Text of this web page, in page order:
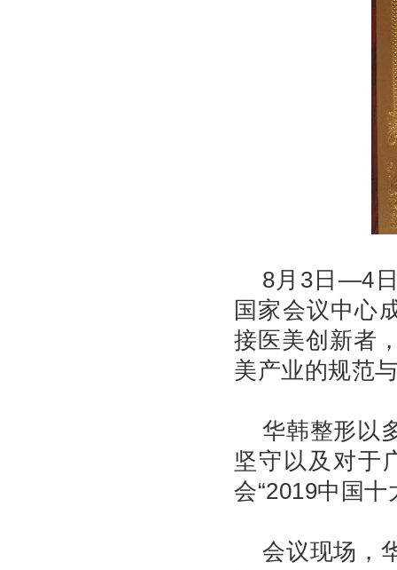
8月3日—4
国家会议中心
接医美创新者
美产业的规范
华韩整形以
坚守以及对于
会“2019中国
会议现场，